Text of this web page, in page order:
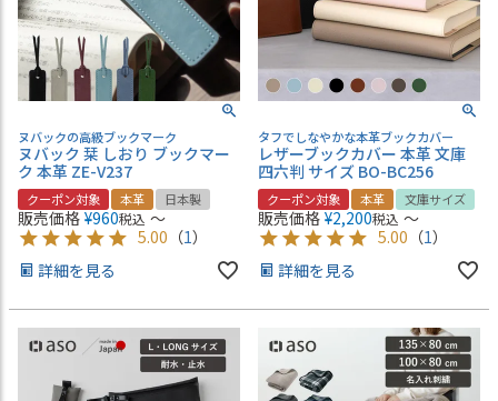
ヌバックの高級ブックマーク
ヌバック 栞 しおり ブックマー
ク 本革 ZE-V237
クーポン対象 本革 日本製
販売価格 ¥960税込 〜
5.00 （1）
詳細を見る
タフでしなやかな本革ブックカバー
レザーブックカバー 本革 文庫
四六判 サイズ BO-BC256
クーポン対象 本革 文庫サイズ
販売価格 ¥2,200税込 〜
5.00 （1）
詳細を見る